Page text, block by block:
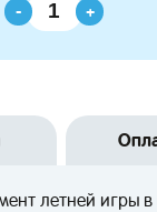
- +
летней игры в